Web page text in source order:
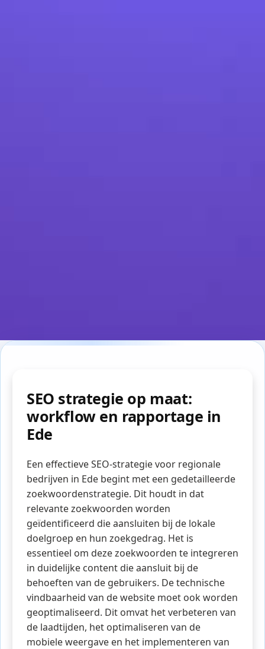
SEO strategie op maat:
workflow en rapportage in
Ede
Een effectieve SEO-strategie voor regionale
bedrijven in Ede begint met een gedetailleerde
zoekwoordenstrategie. Dit houdt in dat
relevante zoekwoorden worden
geïdentificeerd die aansluiten bij de lokale
doelgroep en hun zoekgedrag. Het is
essentieel om deze zoekwoorden te integreren
in duidelijke content die aansluit bij de
behoeften van de gebruikers. De technische
vindbaarheid van de website moet ook worden
geoptimaliseerd. Dit omvat het verbeteren van
de laadtijden, het optimaliseren van de
mobiele weergave en het implementeren van